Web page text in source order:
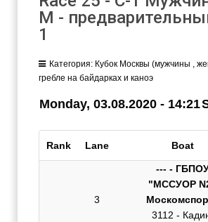
М -
1
Категория: Кубок Москвы (мужчины ,
гребле на байдарках и каноэ
Monday, 03.08.2020 - 14:21
Rank Lane Boat
3
--- -
"МССУОР
3112 -